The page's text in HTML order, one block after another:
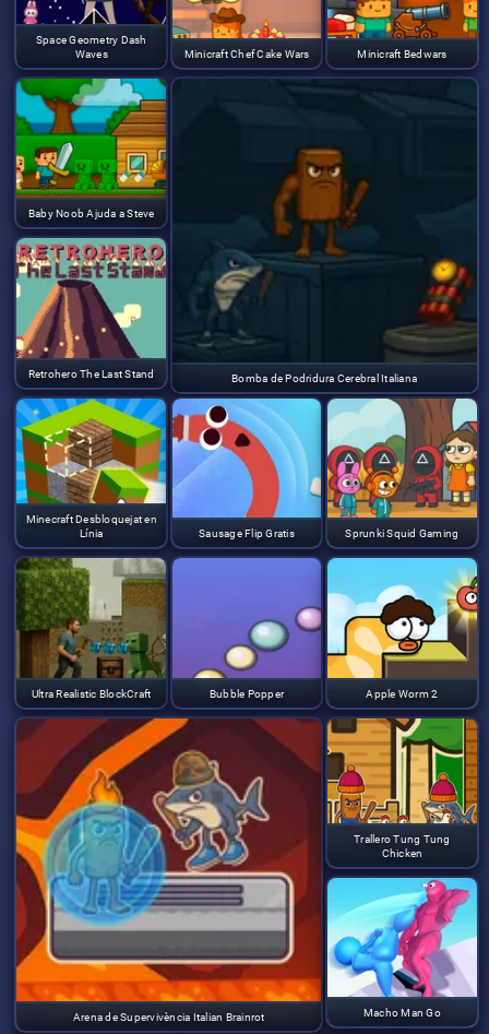
Space Geometry Dash
Waves
Minicraft Chef Cake Wars Minicraft Bedwars
Baby Noob Ajuda a Steve
Bomba de Podridura Cerebral Italiana
Retrohero The Last Stand
Minecraft Desbloquejat en
Línia
Sausage Flip Gratis Sprunki Squid Gaming
Ultra Realistic BlockCraft Bubble Popper Apple Worm 2
Arena de Supervivència Italian Brainrot
Trallero Tung Tung
Chicken
Macho Man Go